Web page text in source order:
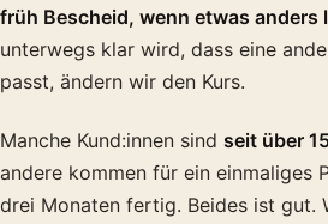
früh Bescheid, wenn etwas anders
unterwegs klar wird, dass eine
passt, ändern wir den Kurs.
Manche Kund:innen sind seit über
andere kommen für ein einmaliges
drei Monaten fertig. Beides ist gut.